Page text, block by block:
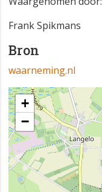
Frank Spikmans
Bron
waarneming.nl
+
−